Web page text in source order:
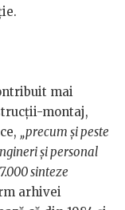
mai
montaj,
„precum și peste
și personal
sinteze
arhivei